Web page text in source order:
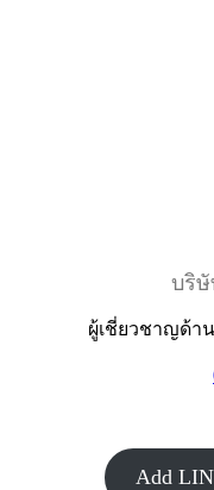
บริษั
ผู้เชี่ยวชาญด้า
Add